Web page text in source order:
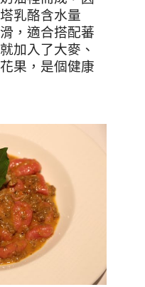
乳酪含水量
，適合搭配蕃
加入了大麥、
果，是個健康